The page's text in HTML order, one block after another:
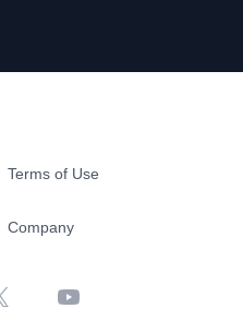
Terms of Use
Company
YouTube